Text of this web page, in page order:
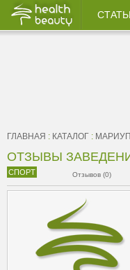
ГЛАВНАЯ : КАТАЛОГ :
ОТЗЫВЫ
СПОРТ Отзывов (0)